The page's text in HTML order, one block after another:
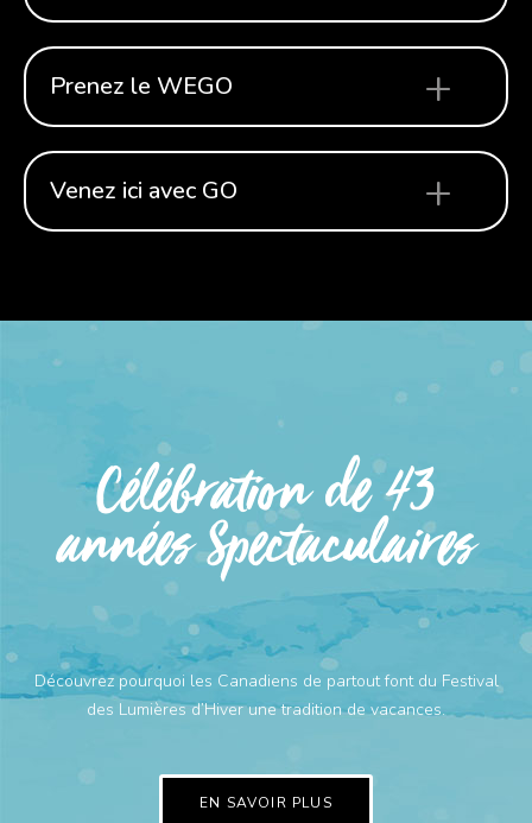
Prenez le WEGO
Venez ici avec GO
Célébration de 43
années Spectaculaires
Découvrez pourquoi les Canadiens de partout font du Festival
des Lumières d’Hiver une tradition de vacances.
EN SAVOIR PLUS